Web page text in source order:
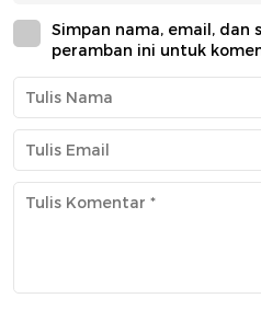
Simpan nama, email, dan
peramban ini untuk